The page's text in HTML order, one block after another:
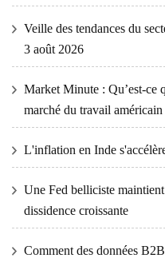
Veille des tendances du
3 août 2026
Market Minute : Qu’est-ce
marché du travail américain
L'inflation en Inde
Une Fed belliciste
dissidence croissante
Comment des données